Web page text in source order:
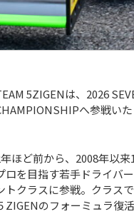
5ZIGENは、2026
へ参戦いた
ほど前から、2008年以来
ロを目指す若手ドライバ
トクラスに参戦。クラス
ZIGENのフォーミュラ復